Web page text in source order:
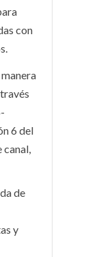
con
.
6 del
canal,
de
y